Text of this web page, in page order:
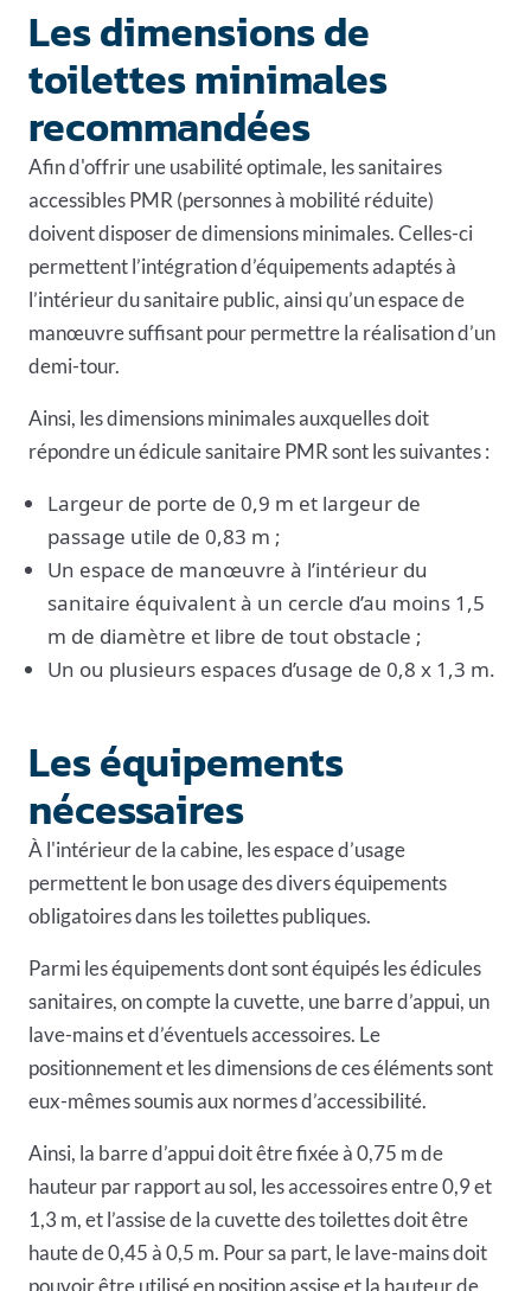
Les dimensions de
toilettes minimales
recommandées
Afin d'offrir une usabilité optimale, les sanitaires
accessibles PMR (personnes à mobilité réduite)
doivent disposer de dimensions minimales. Celles-ci
permettent l’intégration d’équipements adaptés à
l’intérieur du sanitaire public, ainsi qu’un espace de
manœuvre suffisant pour permettre la réalisation d’un
demi-tour.
Ainsi, les dimensions minimales auxquelles doit
répondre un édicule sanitaire PMR sont les suivantes :
Largeur de porte de 0,9 m et largeur de
passage utile de 0,83 m ;
Un espace de manœuvre à l’intérieur du
sanitaire équivalent à un cercle d’au moins 1,5
m de diamètre et libre de tout obstacle ;
Un ou plusieurs espaces d’usage de 0,8 x 1,3 m.
Les équipements
nécessaires
À l'intérieur de la cabine, les espace d’usage
permettent le bon usage des divers équipements
obligatoires dans les toilettes publiques.
Parmi les équipements dont sont équipés les édicules
sanitaires, on compte la cuvette, une barre d’appui, un
lave-mains et d’éventuels accessoires. Le
positionnement et les dimensions de ces éléments sont
eux-mêmes soumis aux normes d’accessibilité.
Ainsi, la barre d’appui doit être fixée à 0,75 m de
hauteur par rapport au sol, les accessoires entre 0,9 et
1,3 m, et l’assise de la cuvette des toilettes doit être
haute de 0,45 à 0,5 m. Pour sa part, le lave-mains doit
pouvoir être utilisé en position assise et la hauteur de